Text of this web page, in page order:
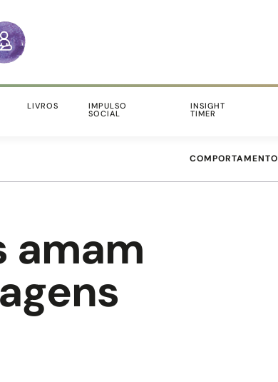
LIVROS IMPULSO
SOCIAL
INSIGHT
TIMER
COMPORTAMENTO
amam